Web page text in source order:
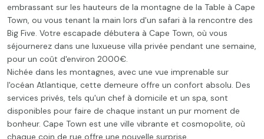
embrassant sur les hauteurs de la montagne de la Table à Cape
Town, ou vous tenant la main lors d'un safari à la rencontre des
Big Five. Votre escapade débutera à Cape Town, où vous
séjournerez dans une luxueuse villa privée pendant une semaine,
pour un coût d'environ 2000€.
Nichée dans les montagnes, avec une vue imprenable sur
l'océan Atlantique, cette demeure offre un confort absolu. Des
services privés, tels qu'un chef à domicile et un spa, sont
disponibles pour faire de chaque instant un pur moment de
bonheur. Cape Town est une ville vibrante et cosmopolite, où
chaque coin de rue offre une nouvelle surprise.